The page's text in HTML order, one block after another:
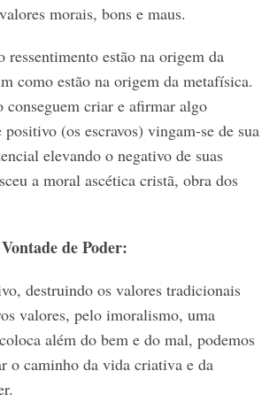
morais, bons e maus.
ressentimento estão na origem da
como estão na origem da metafísica.
conseguem criar e afirmar algo
positivo (os escravos) vingam-se de sua
elevando o negativo de suas
a moral ascética cristã, obra dos
de Poder:
destruindo os valores tradicionais
valores, pelo imoralismo, uma
além do bem e do mal, podemos
o caminho da vida criativa e da